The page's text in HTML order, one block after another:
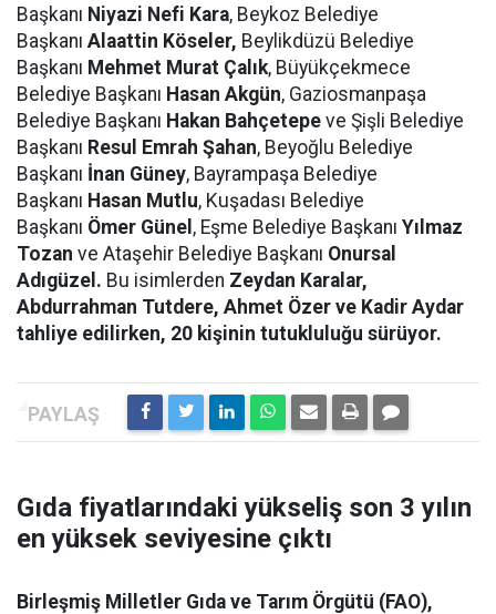
Başkanı Niyazi Nefi Kara, Beykoz Belediye
Başkanı Alaattin Köseler, Beylikdüzü Belediye
Başkanı Mehmet Murat Çalık, Büyükçekmece
Belediye Başkanı Hasan Akgün, Gaziosmanpaşa
Belediye Başkanı Hakan Bahçetepe ve Şişli Belediye
Başkanı Resul Emrah Şahan, Beyoğlu Belediye
Başkanı İnan Güney, Bayrampaşa Belediye
Başkanı Hasan Mutlu, Kuşadası Belediye
Başkanı Ömer Günel , Eşme Belediye Başkanı Yılmaz
Tozan ve Ataşehir Belediye Başkanı Onursal
Adıgüzel. Bu isimlerden Zeydan Karalar,
Abdurrahman Tutdere, Ahmet Özer ve Kadir Aydar
tahliye edilirken, 20 kişinin tutukluluğu sürüyor.
Gıda fiyatlarındaki yükseliş son 3 yılın
en yüksek seviyesine çıktı
Birleşmiş Milletler Gıda ve Tarım Örgütü (FAO),